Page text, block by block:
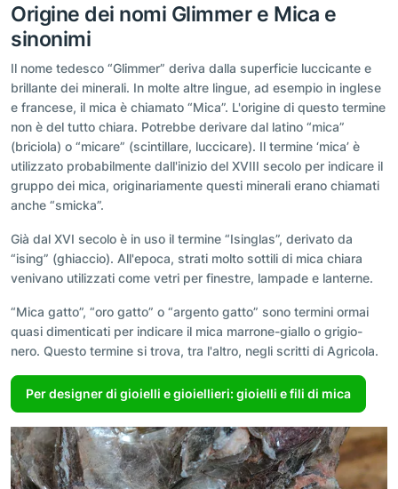
Origine dei nomi Glimmer e Mica e
sinonimi
Il nome tedesco “Glimmer” deriva dalla superficie luccicante e
brillante dei minerali. In molte altre lingue, ad esempio in inglese
e francese, il mica è chiamato “Mica”. L'origine di questo termine
non è del tutto chiara. Potrebbe derivare dal latino “mica”
(briciola) o “micare” (scintillare, luccicare). Il termine ‘mica’ è
utilizzato probabilmente dall'inizio del XVIII secolo per indicare il
gruppo dei mica, originariamente questi minerali erano chiamati
anche “smicka”.
Già dal XVI secolo è in uso il termine “Isinglas”, derivato da
“ising” (ghiaccio). All'epoca, strati molto sottili di mica chiara
venivano utilizzati come vetri per finestre, lampade e lanterne.
“Mica gatto”, “oro gatto” o “argento gatto” sono termini ormai
quasi dimenticati per indicare il mica marrone-giallo o grigio-
nero. Questo termine si trova, tra l'altro, negli scritti di Agricola.
Per designer di gioielli e gioiellieri: gioielli e fili di mica